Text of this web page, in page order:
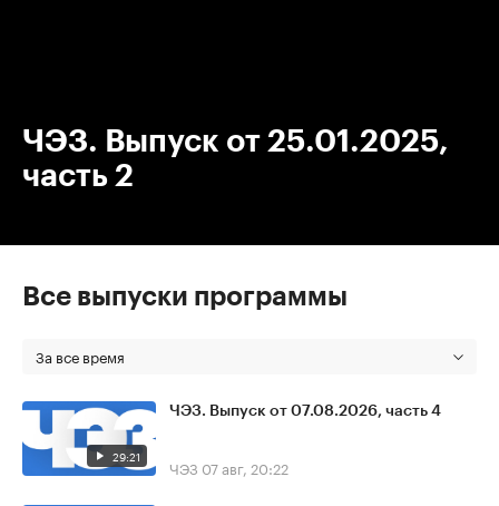
ЧЭЗ. Выпуск от 25.01.2025,
часть 2
Все выпуски программы
За все время
29:21
ЧЭЗ. Выпуск от 07.08.2026, часть 4
ЧЭЗ 07 авг, 20:22